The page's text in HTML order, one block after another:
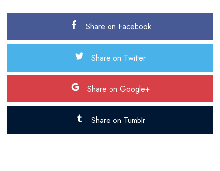
Share on Facebook
Share on Twitter
Share on Google+
Share on Tumblr